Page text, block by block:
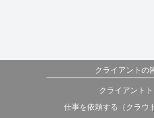
クライアントの
クライアント
仕事を依頼する（クラウ